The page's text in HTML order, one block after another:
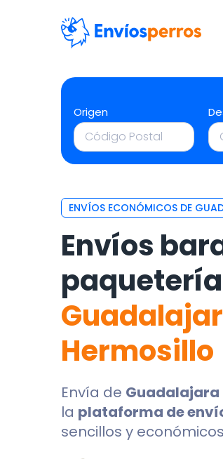
Origen
ENVÍOS ECONÓMICOS DE
Envíos
Hermosillo
Envía de Guadalajara
la plataforma de
sencillos y